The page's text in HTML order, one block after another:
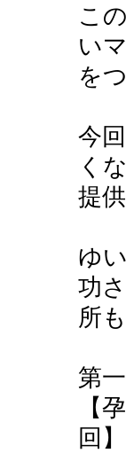
こ
い
を
今
く
提
ゆ
功
所
第
【
回】